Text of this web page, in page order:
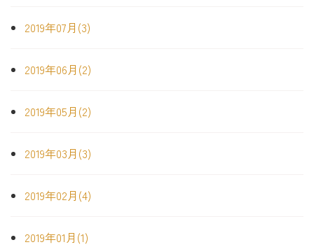
2019年07月(3)
2019年06月(2)
2019年05月(2)
2019年03月(3)
2019年02月(4)
2019年01月(1)